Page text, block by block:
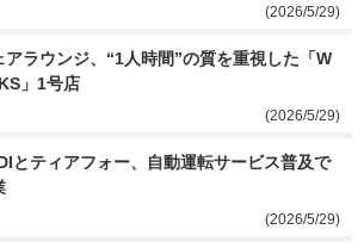
(2026/5/29)
アラウンジ、“1人時間”の質を重視した「W
」1号店
(2026/5/29)
とティアフォー、自動運転サービス普及で
(2026/5/29)